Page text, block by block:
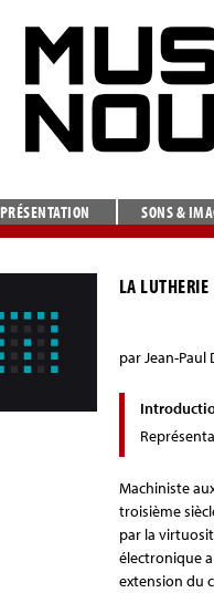
PRÉSENTATION SONS &
LA LUTHERIE
par Jean-Paul
Machiniste
troisième
par la
électronique
extension du